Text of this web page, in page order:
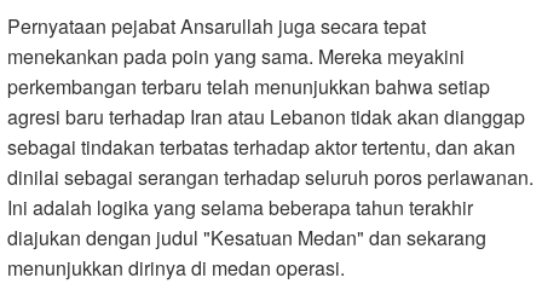
Pernyataan pejabat Ansarullah juga secara tepat
menekankan pada poin yang sama. Mereka meyakini
perkembangan terbaru telah menunjukkan bahwa setiap
agresi baru terhadap Iran atau Lebanon tidak akan dianggap
sebagai tindakan terbatas terhadap aktor tertentu, dan akan
dinilai sebagai serangan terhadap seluruh poros perlawanan.
Ini adalah logika yang selama beberapa tahun terakhir
diajukan dengan judul "Kesatuan Medan" dan sekarang
menunjukkan dirinya di medan operasi.